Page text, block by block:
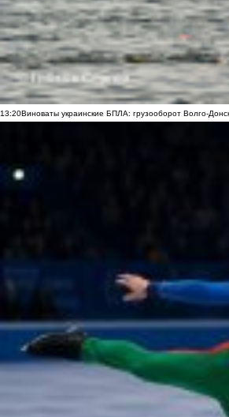
13:20Виноваты украинские БПЛА: грузооборот Волго-